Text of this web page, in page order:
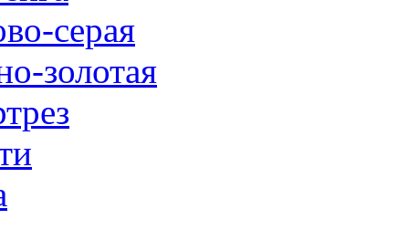
серая
золотая